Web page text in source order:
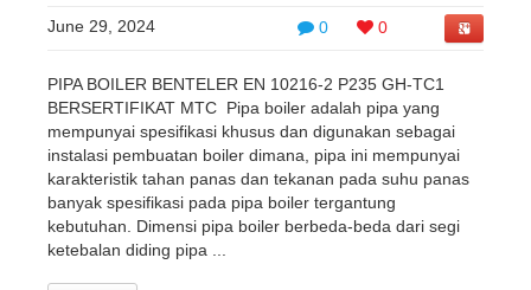
0 0
June 29, 2024
PIPA BOILER BENTELER EN 10216-2 P235 GH-TC1
BERSERTIFIKAT MTC Pipa boiler adalah pipa yang
mempunyai spesifikasi khusus dan digunakan sebagai
instalasi pembuatan boiler dimana, pipa ini mempunyai
karakteristik tahan panas dan tekanan pada suhu panas
banyak spesifikasi pada pipa boiler tergantung
kebutuhan. Dimensi pipa boiler berbeda-beda dari segi
ketebalan diding pipa ...